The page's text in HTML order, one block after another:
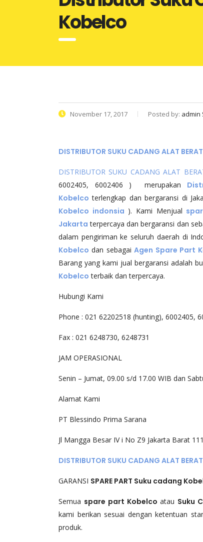
Kobelco
November 17, 2017 Posted by: admin
DISTRIBUTOR SUKU CADANG ALAT
DISTRIBUTOR SUKU CADANG ALAT
6002405, 6002406 ) merupakan
Kobelco terlengkap dan bergaransi di
Kobelco indonsia ). Kami Menjual
Jakarta terpercaya dan bergaransi dan
dalam pengiriman ke seluruh daerah di
Kobelco dan sebagaiAgen Spare Part
Barang yang kami jual bergaransi adalah
Kobelco terbaik dan terpercaya.
Hubungi Kami
Phone : 021 62202518 (hunting), 6002405,
Fax : 021 6248730, 6248731
JAM OPERASIONAL
Senin – Jumat, 09.00 s/d 17.00 WIB dan
Alamat Kami
PT Blessindo Prima Sarana
Jl Mangga Besar IV i No Z9 Jakarta Barat
DISTRIBUTOR SUKU CADANG ALAT
GARANSI SPARE PART Suku cadang
Semua spare part Kobelco atau Suku
kami berikan sesuai dengan ketentuan
produk.